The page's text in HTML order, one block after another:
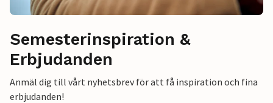
Semesterinspiration &
Erbjudanden
Anmäl dig till vårt nyhetsbrev för att få inspiration och fina
erbjudanden!